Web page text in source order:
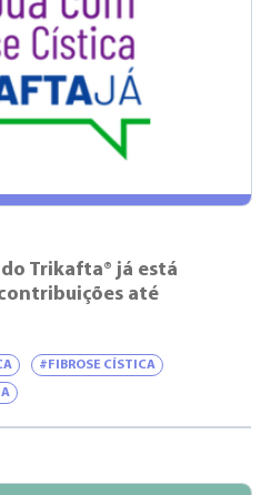
Trikafta® já está
até
#FIBROSE CÍSTICA